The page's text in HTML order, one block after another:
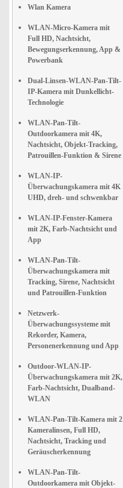
Wlan Kamera
WLAN-Micro-Kamera mit
Full HD, Nachtsicht,
Bewegungserkennung, App &
Powerbank
Dual-Linsen-WLAN-Pan-Tilt-
IP-Kamera mit Dunkellicht-
Technologie
WLAN-Pan-Tilt-
Outdoorkamera mit 4K,
Nachtsicht, Objekt-Tracking,
Patrouillen-Funktion & Sirene
WLAN-IP-
Überwachungskamera mit 4K
UHD, dreh- und schwenkbar
WLAN-IP-Fenster-Kamera
mit 2K, Farb-Nachtsicht und
App
WLAN-Pan-Tilt-
Überwachungskamera mit
Tracking, Sirene, Nachtsicht
und Patrouillen-Funktion
Netzwerk-
Überwachungssysteme mit
Rekorder, Kamera,
Personenerkennung und App
Outdoor-WLAN-IP-
Überwachungskamera mit 2K,
Farb-Nachtsicht, Dualband-
WLAN
WLAN-Pan-Tilt-Kamera mit 2
Kameralinsen, Full HD,
Nachtsicht, Tracking und
Geräuscherkennung
WLAN-Pan-Tilt-
Outdoorkamera mit Objekt-